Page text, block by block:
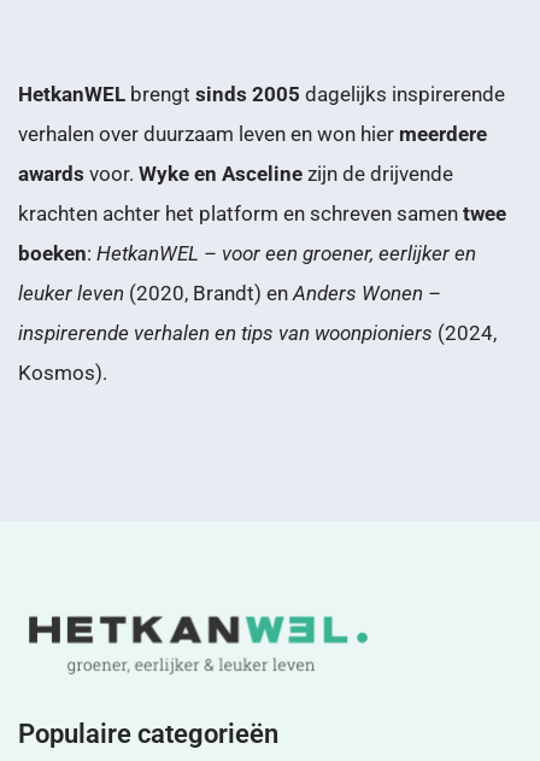
HetkanWEL brengt sinds 2005 dagelijks inspirerende
verhalen over duurzaam leven en won hier meerdere
awards voor. Wyke en Asceline zijn de drijvende
krachten achter het platform en schreven samen twee
boeken: HetkanWEL – voor een groener, eerlijker en
leuker leven (2020, Brandt) enAnders Wonen –
inspirerende verhalen en tips van woonpioniers (2024,
Kosmos).
Populaire categorieën